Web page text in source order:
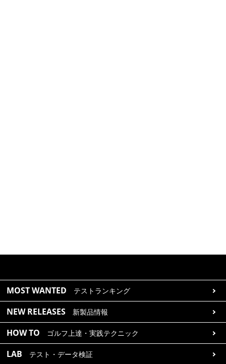
MOST WANTED テストランキング
NEW RELEASES 新製品情報
HOW TO ゴルフ上達・実践テクニック
LAB テスト・データ検証